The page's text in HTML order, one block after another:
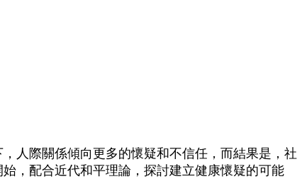
人際關係傾向更多的懷疑和不信任，而結果是，社
，配合近代和平理論，探討建立健康懷疑的可能